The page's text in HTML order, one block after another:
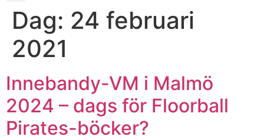
Dag: 24 februari
2021
Innebandy-VM i Malmö
2024 – dags för Floorball
Pirates-böcker?